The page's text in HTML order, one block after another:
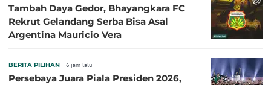
Tambah Daya Gedor, Bhayangkara FC
Rekrut Gelandang Serba Bisa Asal
Argentina Mauricio Vera
BERITA PILIHAN 6 jam lalu
Persebaya Juara Piala Presiden 2026,